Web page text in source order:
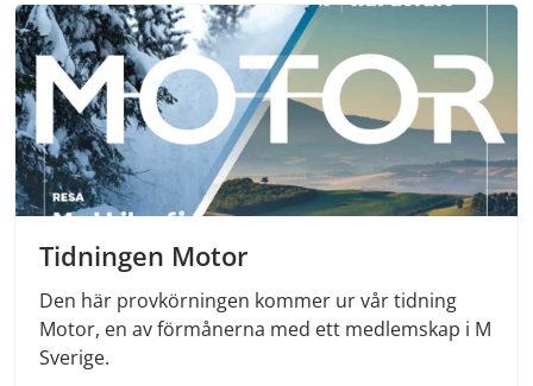
Tidningen Motor
Den här provkörningen kommer ur vår tidning
Motor, en av förmånerna med ett medlemskap i M
Sverige.